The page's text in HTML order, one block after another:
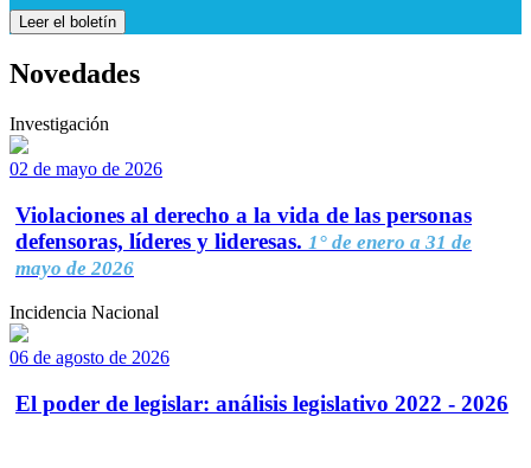
Leer el boletín
Novedades
Investigación
02 de mayo de 2026
Violaciones al derecho a la vida de las personas
defensoras, líderes y lideresas. 1° de enero a 31 de
mayo de 2026
Incidencia Nacional
06 de agosto de 2026
El poder de legislar: análisis legislativo 2022 - 2026